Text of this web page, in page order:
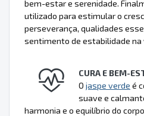
bem-estar e serenidade.
utilizado para estimular o
perseverança, qualidades
sentimento de estabilidade na
CURA E BEM-
O jaspe verde é
suave e
harmonia e o equilíbrio do